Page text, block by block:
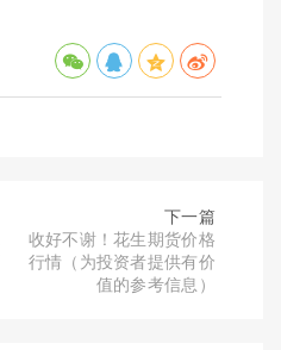
下一篇
收好不谢！花生期货价格
行情（为投资者提供有价
值的参考信息）